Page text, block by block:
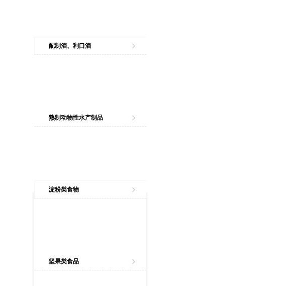
配制酒、利口酒
熟制动物性水产制品
淀粉类食物
坚果类食品